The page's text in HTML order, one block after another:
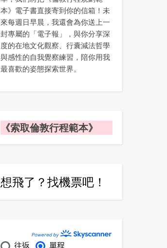
本》電子書直接寄到你的信箱！未
來每週日早晨，我還會為你送上一
封專屬的「電子報」，與你分享深
度的在地文化觀察、行囊減法哲學
與感性的自我覺察練習，陪你用我
最喜歡的姿態探索世界。
《索取倫敦行程範本》
想飛了？找機票吧！